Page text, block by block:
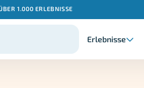
1.000 ERLEBNISSE
Erlebnisse